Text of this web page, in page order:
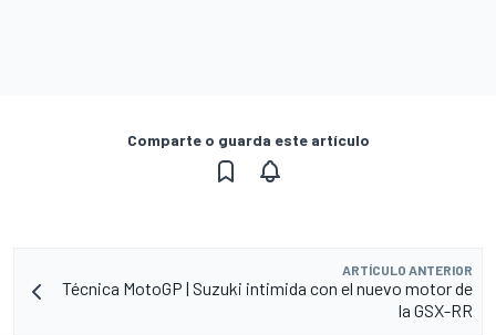
Comparte o guarda este artículo
ARTÍCULO ANTERIOR
Técnica MotoGP | Suzuki intimida con el nuevo motor de
la GSX-RR